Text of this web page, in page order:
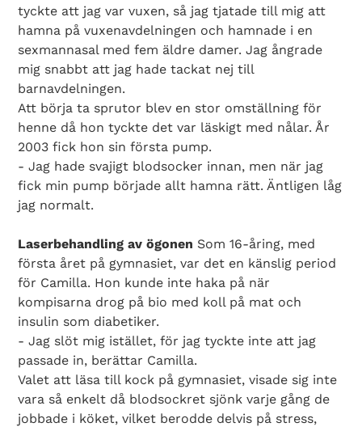
tyckte att jag var vuxen, så jag tjatade till mig att
hamna på vuxenavdelningen och hamnade i en
sexmannasal med fem äldre damer. Jag ångrade
mig snabbt att jag hade tackat nej till
barnavdelningen.
Att börja ta sprutor blev en stor omställning för
henne då hon tyckte det var läskigt med nålar. År
2003 fick hon sin första pump.
- Jag hade svajigt blodsocker innan, men när jag
fick min pump började allt hamna rätt. Äntligen låg
jag normalt.
Laserbehandling av ögonen Som 16-åring, med
första året på gymnasiet, var det en känslig period
för Camilla. Hon kunde inte haka på när
kompisarna drog på bio med koll på mat och
insulin som diabetiker.
- Jag slöt mig istället, för jag tyckte inte att jag
passade in, berättar Camilla.
Valet att läsa till kock på gymnasiet, visade sig inte
vara så enkelt då blodsockret sjönk varje gång de
jobbade i köket, vilket berodde delvis på stress,